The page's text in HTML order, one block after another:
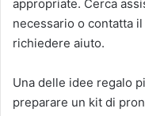
appropriate. Cerca
necessario o contatta
richiedere aiuto.
Una delle idee regalo
preparare un kit di